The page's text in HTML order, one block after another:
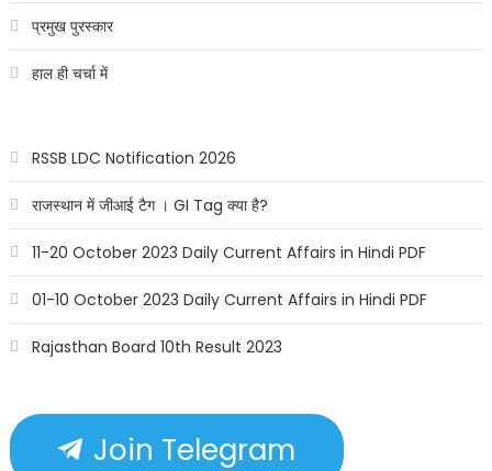
प्रमुख पुरस्कार
हाल ही चर्चा में
RSSB LDC Notification 2026
राजस्थान में जीआई टैग । GI Tag क्या है?
11-20 October 2023 Daily Current Affairs in Hindi PDF
01-10 October 2023 Daily Current Affairs in Hindi PDF
Rajasthan Board 10th Result 2023
Join Telegram